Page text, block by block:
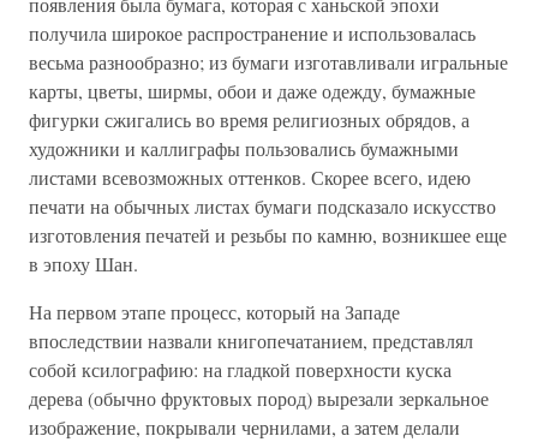
получила широкое распространение и использовалась
весьма разнообразно; из бумаги изготавливали игральные
карты, цветы, ширмы, обои и даже одежду, бумажные
фигурки сжигались во время религиозных обрядов, а
художники и каллиграфы пользовались бумажными
листами всевозможных оттенков. Скорее всего, идею
печати на обычных листах бумаги подсказало искусство
изготовления печатей и резьбы по камню, возникшее еще
в эпоху Шан.
На первом этапе процесс, который на Западе
впоследствии назвали книгопечатанием, представлял
собой ксилографию: на гладкой поверхности куска
дерева (обычно фруктовых пород) вырезали зеркальное
изображение, покрывали чернилами, а затем делали